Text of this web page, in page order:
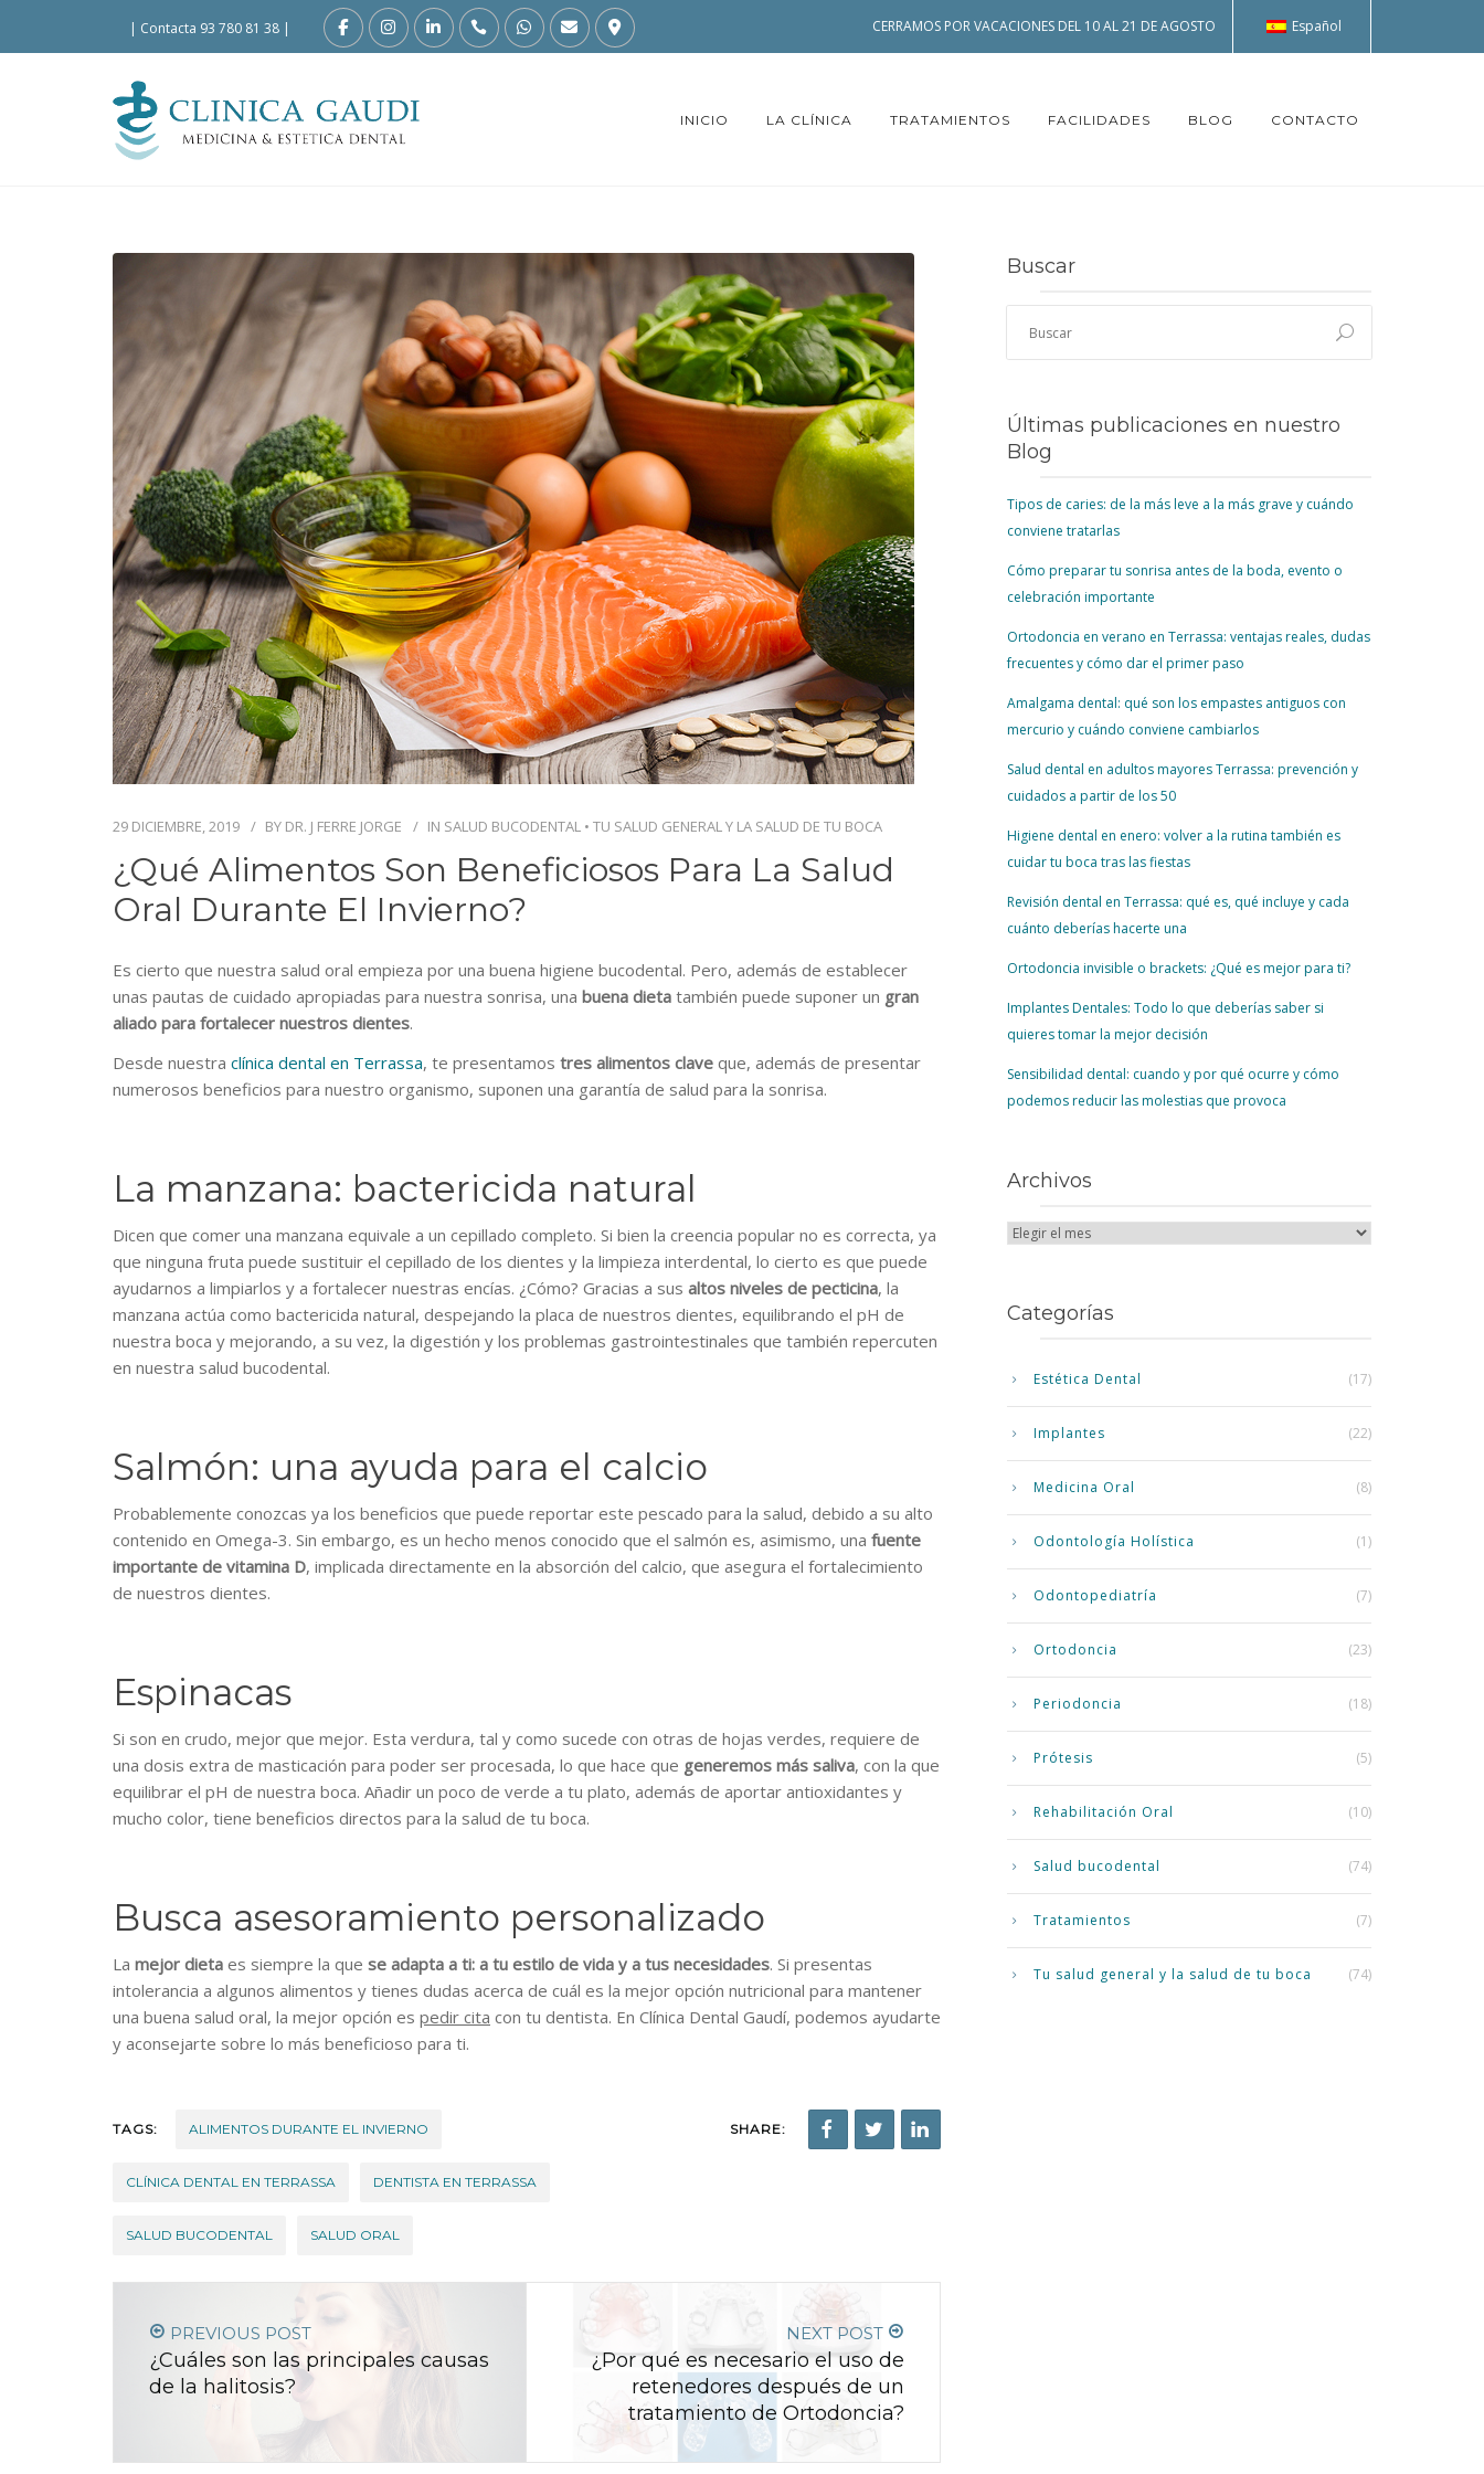
| Contacta 93 780 81 38 | CERRAMOS POR VACACIONES DEL 10 AL 21 DE AGOSTO Español
INICIO LA CLÍNICA TRATAMIENTOS FACILIDADES BLOG CONTACTO
29 DICIEMBRE, 2019 BY DR. J FERRE JORGE IN SALUD BUCODENTAL • TU SALUD GENERAL Y LA SALUD DE TU BOCA
¿Qué Alimentos Son Beneficiosos Para La Salud
Oral Durante El Invierno?
Es cierto que nuestra salud oral empieza por una buena higiene bucodental. Pero, además de establecer
unas pautas de cuidado apropiadas para nuestra sonrisa, una buena dieta también puede suponer un gran
aliado para fortalecer nuestros dientes.
Desde nuestra clínica dental en Terrassa, te presentamos tres alimentos clave que, además de presentar
numerosos beneficios para nuestro organismo, suponen una garantía de salud para la sonrisa.
La manzana: bactericida natural
Dicen que comer una manzana equivale a un cepillado completo. Si bien la creencia popular no es correcta, ya
que ninguna fruta puede sustituir el cepillado de los dientes y la limpieza interdental, lo cierto es que puede
ayudarnos a limpiarlos y a fortalecer nuestras encías. ¿Cómo? Gracias a sus altos niveles de pecticina, la
manzana actúa como bactericida natural, despejando la placa de nuestros dientes, equilibrando el pH de
nuestra boca y mejorando, a su vez, la digestión y los problemas gastrointestinales que también repercuten
en nuestra salud bucodental.
Salmón: una ayuda para el calcio
Probablemente conozcas ya los beneficios que puede reportar este pescado para la salud, debido a su alto
contenido en Omega-3. Sin embargo, es un hecho menos conocido que el salmón es, asimismo, una fuente
importante de vitamina D, implicada directamente en la absorción del calcio, que asegura el fortalecimiento
de nuestros dientes.
Espinacas
Si son en crudo, mejor que mejor. Esta verdura, tal y como sucede con otras de hojas verdes, requiere de
una dosis extra de masticación para poder ser procesada, lo que hace que generemos más saliva, con la que
equilibrar el pH de nuestra boca. Añadir un poco de verde a tu plato, además de aportar antioxidantes y
mucho color, tiene beneficios directos para la salud de tu boca.
Busca asesoramiento personalizado
La mejor dieta es siempre la que se adapta a ti: a tu estilo de vida y a tus necesidades. Si presentas
intolerancia a algunos alimentos y tienes dudas acerca de cuál es la mejor opción nutricional para mantener
una buena salud oral, la mejor opción es pedir cita con tu dentista. En Clínica Dental Gaudí, podemos ayudarte
y aconsejarte sobre lo más beneficioso para ti.
TAGS: ALIMENTOS DURANTE EL INVIERNO
CLÍNICA DENTAL EN TERRASSA DENTISTA EN TERRASSA
SALUD BUCODENTAL SALUD ORAL
SHARE:
PREVIOUS POST
¿Cuáles son las principales causas
de la halitosis?
NEXT POST
¿Por qué es necesario el uso de
retenedores después de un
tratamiento de Ortodoncia?
Buscar
Últimas publicaciones en nuestro
Blog
Tipos de caries: de la más leve a la más grave y cuándo
conviene tratarlas
Cómo preparar tu sonrisa antes de la boda, evento o
celebración importante
Ortodoncia en verano en Terrassa: ventajas reales, dudas
frecuentes y cómo dar el primer paso
Amalgama dental: qué son los empastes antiguos con
mercurio y cuándo conviene cambiarlos
Salud dental en adultos mayores Terrassa: prevención y
cuidados a partir de los 50
Higiene dental en enero: volver a la rutina también es
cuidar tu boca tras las fiestas
Revisión dental en Terrassa: qué es, qué incluye y cada
cuánto deberías hacerte una
Ortodoncia invisible o brackets: ¿Qué es mejor para ti?
Implantes Dentales: Todo lo que deberías saber si
quieres tomar la mejor decisión
Sensibilidad dental: cuando y por qué ocurre y cómo
podemos reducir las molestias que provoca
Archivos
Categorías
Estética Dental (17)
Implantes (22)
Medicina Oral (8)
Odontología Holística (1)
Odontopediatría (7)
Ortodoncia (23)
Periodoncia (18)
Prótesis (5)
Rehabilitación Oral (10)
Salud bucodental (74)
Tratamientos (7)
Tu salud general y la salud de tu boca (74)